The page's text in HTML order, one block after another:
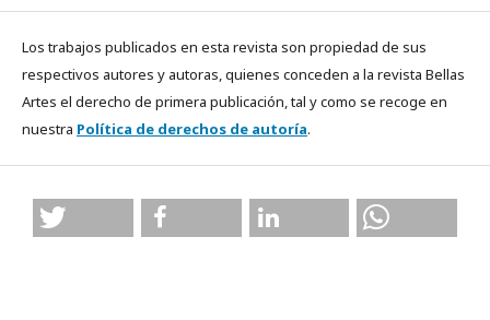
Los trabajos publicados en esta revista son propiedad de sus
respectivos autores y autoras, quienes conceden a la revista Bellas
Artes el derecho de primera publicación, tal y como se recoge en
nuestra Política de derechos de autoría.